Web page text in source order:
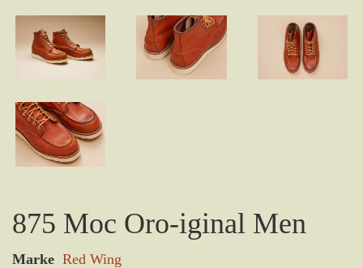
875 Moc Oro-iginal Men
Marke Red Wing